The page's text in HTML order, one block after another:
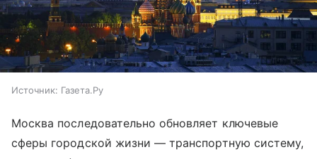
Источник: Газета.Ру
Москва последовательно обновляет ключевые
сферы городской жизни — транспортную систему,